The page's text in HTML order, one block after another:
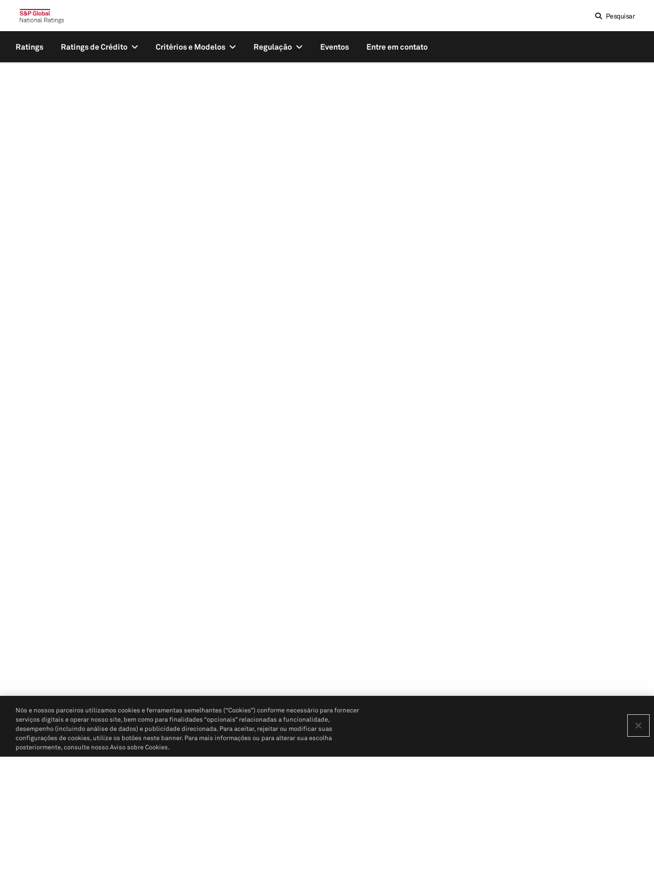
Pesquisar
Ratings Ratings de Crédito Critérios e Modelos Regulação Eventos Entre em contato
Nós e nossos parceiros utilizamos cookies e ferramentas semelhantes (“Cookies”) conforme necessário para fornecer
serviços digitais e operar nosso site, bem como para finalidades “opcionais” relacionadas a funcionalidade,
desempenho (incluindo análise de dados) e publicidade direcionada. Para aceitar, rejeitar ou modificar suas
configurações de cookies, utilize os botões neste banner. Para mais informações ou para alterar sua escolha
posteriormente, consulte nosso Aviso sobre Cookies.